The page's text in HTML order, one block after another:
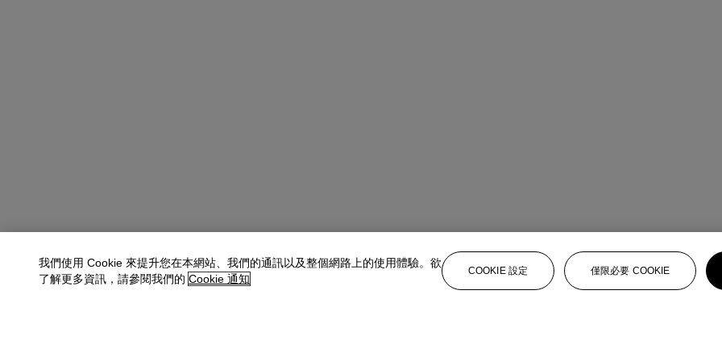
我們使用 Cookie 來提升您在本網站、我們的通訊以及整個網路上的使用體驗。欲
了解更多資訊，請參閱我們的 Cookie 通知
COOKIE 設定 僅限必要 COOKIE